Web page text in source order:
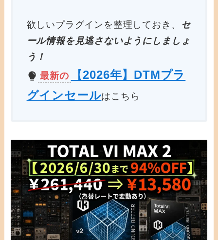
欲しいプラグインを整理しておき、
セ
ール情報を見逃さないようにしましょ
う！
最新の
【2026年】DTMプラ
グインセールはこちら